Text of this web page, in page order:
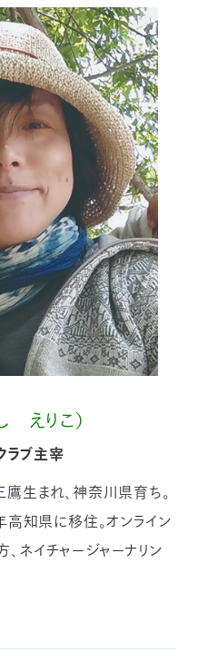
えりこ）
ラブ主宰
鷹生まれ、神奈川県育ち。
知県に移住。オンライン
ネイチャージャーナリン